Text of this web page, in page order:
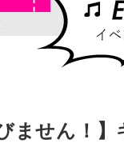
ません！